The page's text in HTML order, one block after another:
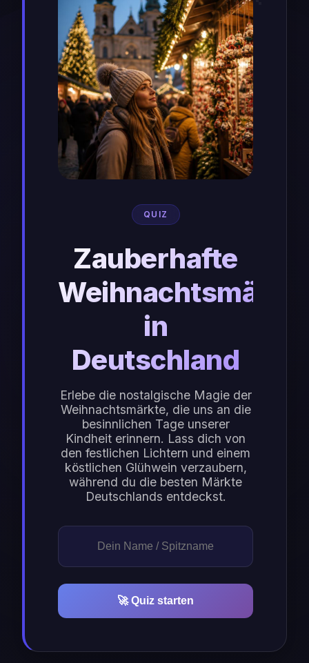
QUIZ
Zauberhafte
in
Deutschland
Erlebe die nostalgische Magie der
Weihnachtsmärkte, die uns an die
besinnlichen Tage unserer
Kindheit erinnern. Lass dich von
den festlichen Lichtern und einem
köstlichen Glühwein verzaubern,
während du die besten Märkte
Deutschlands entdeckst.
🚀 Quiz starten